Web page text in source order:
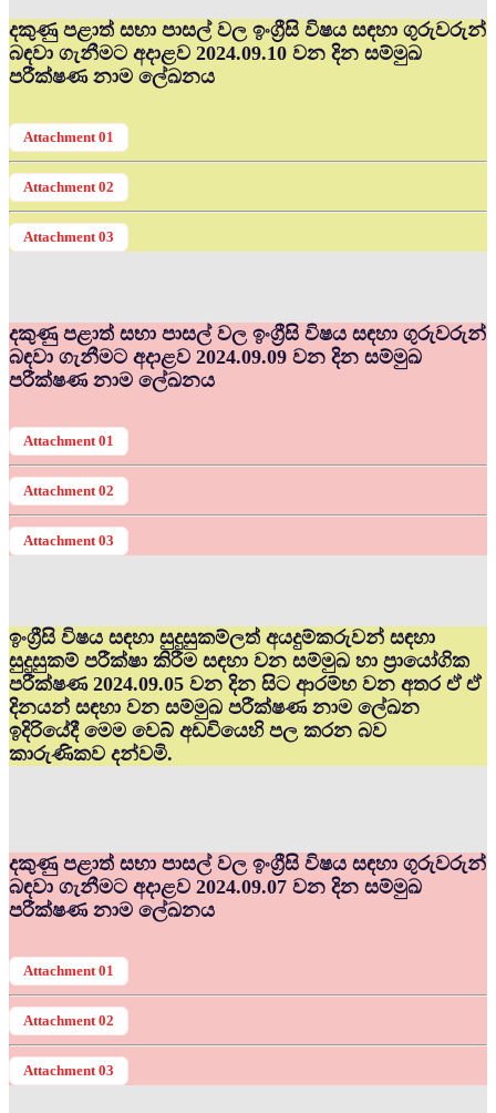
දකුණු පළාත් සභා පාසල් වල ඉංග්‍රීසි විෂය සඳහා ගුරුවරුන්
බඳවා ගැනීමට අදාළව 2024.09.10 වන දින සම්මුඛ
පරීක්ෂණ නාම ලේඛනය
Attachment 01
Attachment 02
Attachment 03
දකුණු පළාත් සභා පාසල් වල ඉංග්‍රීසි විෂය සඳහා ගුරුවරුන්
බඳවා ගැනීමට අදාළව 2024.09.09 වන දින සම්මුඛ
පරීක්ෂණ නාම ලේඛනය
Attachment 01
Attachment 02
Attachment 03
ඉංග්‍රීසි විෂය සඳහා සුදුසුකම්ලත් අයදුම්කරුවන් සඳහා
සුදුසුකම් පරීක්ෂා කිරීම සඳහා වන සම්මුඛ හා ප්‍රායෝගික
පරීක්ෂණ 2024.09.05 වන දින සිට ආරම්භ වන අතර ඒ ඒ
දිනයන් සඳහා වන සම්මුඛ පරීක්ෂණ නාම ලේඛන
ඉදිරියේදී මෙම වෙබ් අඩවියෙහි පල කරන බව
කාරුණිකව දන්වමි.
දකුණු පළාත් සභා පාසල් වල ඉංග්‍රීසි විෂය සඳහා ගුරුවරුන්
බඳවා ගැනීමට අදාළව 2024.09.07 වන දින සම්මුඛ
පරීක්ෂණ නාම ලේඛනය
Attachment 01
Attachment 02
Attachment 03